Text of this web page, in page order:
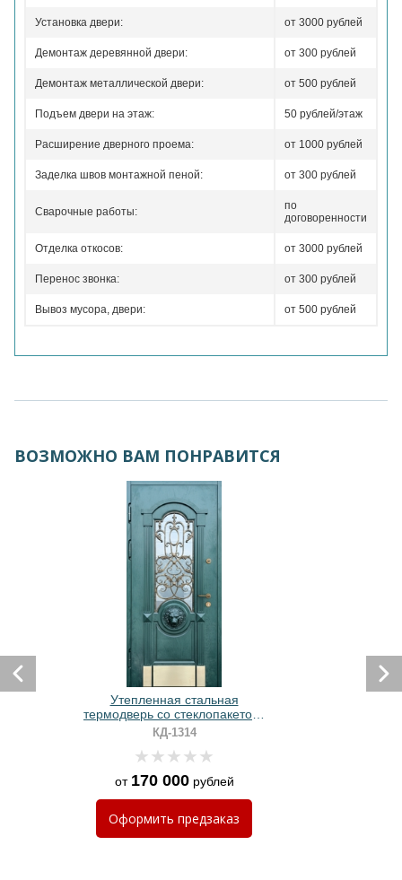
Установка двери: от 3000 рублей
Демонтаж деревянной двери: от 300 рублей
Демонтаж металлической двери: от 500 рублей
Подъем двери на этаж: 50 рублей/этаж
Расширение дверного проема: от 1000 рублей
Заделка швов монтажной пеной: от 300 рублей
Сварочные работы:
по
договоренности
Отделка откосов: от 3000 рублей
Перенос звонка: от 300 рублей
Вывоз мусора, двери: от 500 рублей
ВОЗМОЖНО ВАМ ПОНРАВИТСЯ
Утепленная стальная
термодверь со стеклопакетом,
отбойником, ковкой и резьбой
«лев» (отделка зелеными
панелями МДФ)
КД-1314
от 170 000рублей
Оформить предзаказ